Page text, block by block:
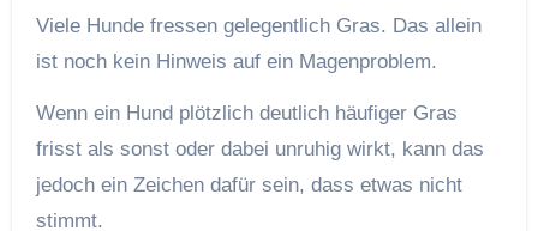
Viele Hunde fressen gelegentlich Gras. Das allein
ist noch kein Hinweis auf ein Magenproblem.
Wenn ein Hund plötzlich deutlich häufiger Gras
frisst als sonst oder dabei unruhig wirkt, kann das
jedoch ein Zeichen dafür sein, dass etwas nicht
stimmt.